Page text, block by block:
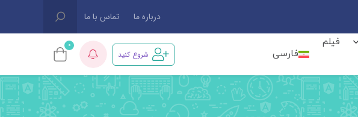
درباره ما تماس با ما
فیلم
فارسی
شروع کنید
0